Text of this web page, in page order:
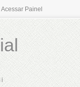
Acessar Painel